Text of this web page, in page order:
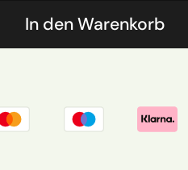
In den Warenkorb